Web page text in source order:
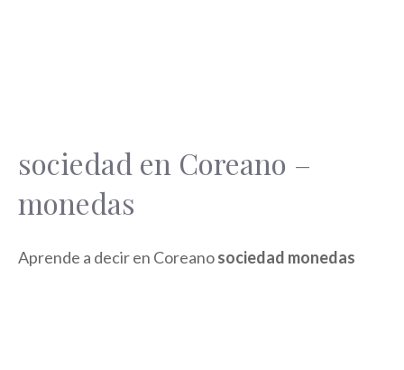
sociedad en Coreano –
monedas
Aprende a decir en Coreanosociedad monedas